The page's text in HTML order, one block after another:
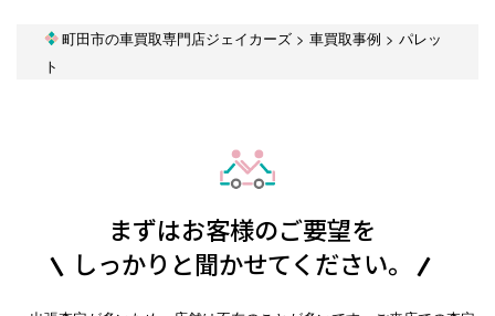
町田市の車買取専門店ジェイカーズ> 車買取事例 > パレッ
ト
まずはお客様のご要望を
しっかりと聞かせてください。